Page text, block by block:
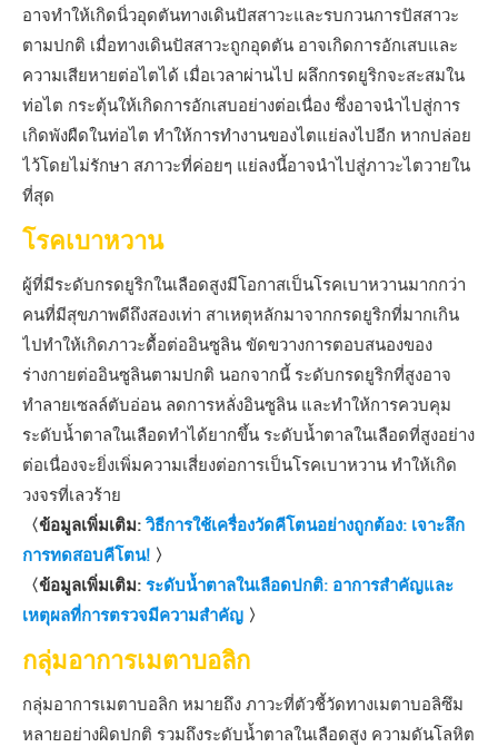
อาจทำให้เกิดนิ่วอุดตันทางเดินปัสสาวะและรบกวนการปัสสาวะ
ตามปกติ เมื่อทางเดินปัสสาวะถูกอุดตัน อาจเกิดการอักเสบและ
ความเสียหายต่อไตได้ เมื่อเวลาผ่านไป ผลึกกรดยูริกจะสะสมใน
ท่อไต กระตุ้นให้เกิดการอักเสบอย่างต่อเนื่อง ซึ่งอาจนำไปสู่การ
เกิดพังผืดในท่อไต ทำให้การทำงานของไตแย่ลงไปอีก หากปล่อย
ไว้โดยไม่รักษา สภาวะที่ค่อยๆ แย่ลงนี้อาจนำไปสู่ภาวะไตวายใน
ที่สุด
โรคเบาหวาน
ผู้ที่มีระดับกรดยูริกในเลือดสูงมีโอกาสเป็นโรคเบาหวานมากกว่า
คนที่มีสุขภาพดีถึงสองเท่า สาเหตุหลักมาจากกรดยูริกที่มากเกิน
ไปทำให้เกิดภาวะดื้อต่ออินซูลิน ขัดขวางการตอบสนองของ
ร่างกายต่ออินซูลินตามปกติ นอกจากนี้ ระดับกรดยูริกที่สูงอาจ
ทำลายเซลล์ตับอ่อน ลดการหลั่งอินซูลิน และทำให้การควบคุม
ระดับน้ำตาลในเลือดทำได้ยากขึ้น ระดับน้ำตาลในเลือดที่สูงอย่าง
ต่อเนื่องจะยิ่งเพิ่มความเสี่ยงต่อการเป็นโรคเบาหวาน ทำให้เกิด
วงจรที่เลวร้าย
〈ข้อมูลเพิ่มเติม:วิธีการใช้เครื่องวัดคีโตนอย่างถูกต้อง: เจาะลึก
การทดสอบคีโตน! 〉
〈ข้อมูลเพิ่มเติม: ระดับน้ำตาลในเลือดปกติ: อาการสำคัญและ
เหตุผลที่การตรวจมีความสำคัญ 〉
กลุ่มอาการเมตาบอลิก
กลุ่มอาการเมตาบอลิก หมายถึง ภาวะที่ตัวชี้วัดทางเมตาบอลิซึม
หลายอย่างผิดปกติ รวมถึงระดับน้ำตาลในเลือดสูง ความดันโลหิต